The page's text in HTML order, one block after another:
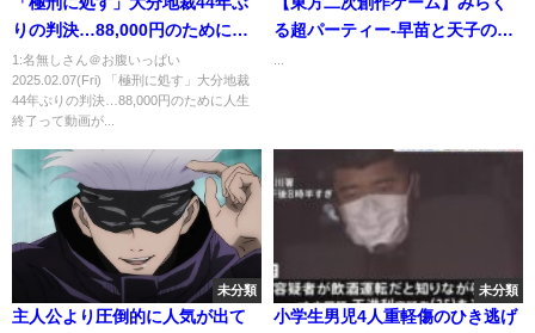
りの判決…88,000円のために人
生終了
1:名無しさん＠お腹いっぱい
2025.02.07(Fri) 「極刑に処す」大分地裁
44年ぶりの判決…88,000円のために人生
終了って動画が...
る超パーティー-早苗と天子の幻
未分類
主人公より圧倒的に人気が出て
未分類
小学生男児4人重軽傷のひき逃げ